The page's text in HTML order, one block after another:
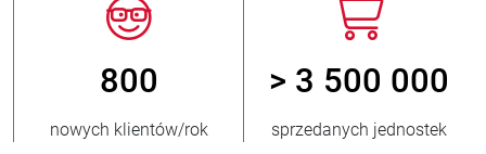
800
nowych klientów/rok
> 3 500 000
sprzedanych jednostek